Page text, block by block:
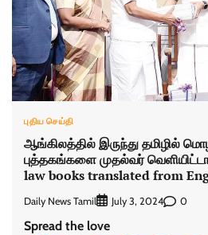
புதிய செய்தி
ஆங்கிலத்தில் இருந்து தமிழில்
புத்தகங்களை முதல்வர்
law books translated from
Daily News Tamil July 3, 2024 0
Spread the love